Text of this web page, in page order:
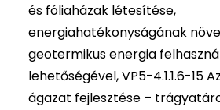
és fóliaházak létesítése,
energiahatékonyságának
geotermikus energia
lehetőségével, VP5-4.1.1.6-15
ágazat fejlesztése –